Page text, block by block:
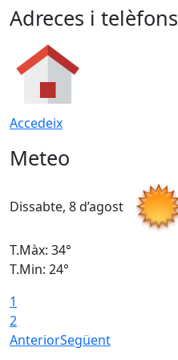
Adreces i telèfons
Accedeix
Meteo
Dissabte, 8 d’agost
T.Màx: 34°
T.Min: 24°
1
2
AnteriorSegüent